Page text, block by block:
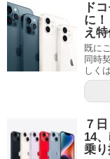
ド
に
え特
既に
同時
しく
７
14
乗